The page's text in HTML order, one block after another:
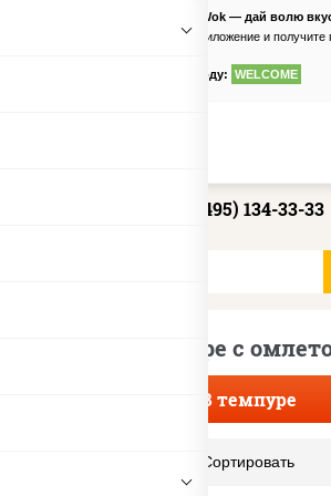
PizzaSushiWok — дай волю
Скачайте приложение и получите
по промокоду: WELCOME
+7 (495) 134-33-33
Роллы в темпуре с
В темпуре
Сортировать